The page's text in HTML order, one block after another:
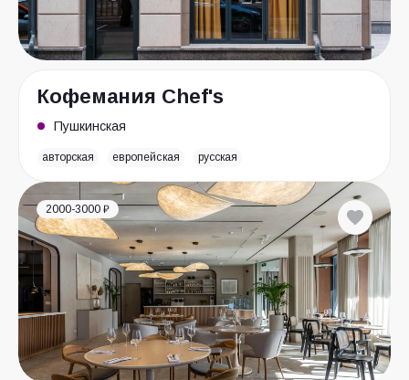
Кофемания Chef's
Пушкинская
авторская европейская русская
2000-3000 ₽